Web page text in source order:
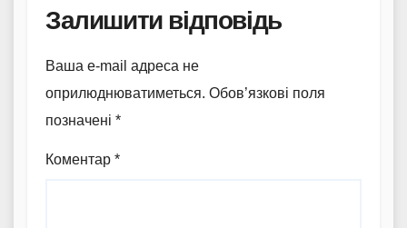
Залишити відповідь
Ваша e-mail адреса не
оприлюднюватиметься. Обов’язкові поля
позначені *
Коментар *